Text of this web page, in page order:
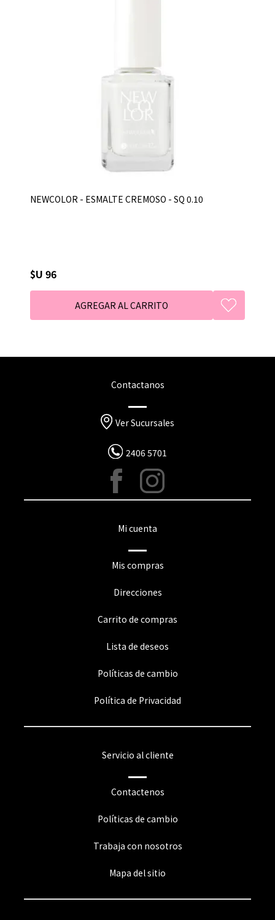
NEWCOLOR - ESMALTE CREMOSO - SQ 0.10
$U 96
Contactanos
Ver Sucursales
2406 5701
Mi cuenta
Mis compras
Direcciones
Carrito de compras
Lista de deseos
Políticas de cambio
Política de Privacidad
Servicio al cliente
Contactenos
Políticas de cambio
Trabaja con nosotros
Mapa del sitio